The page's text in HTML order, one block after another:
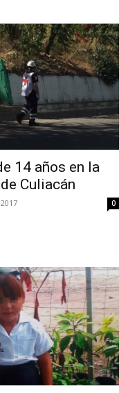
14 años en la
Culiacán
0